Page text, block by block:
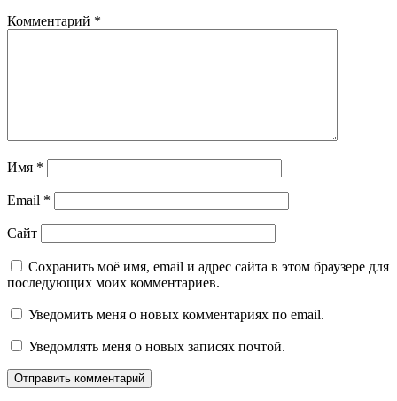
Комментарий *
Имя *
Email *
Сайт
Сохранить моё имя, email и адрес сайта в этом браузере для
последующих моих комментариев.
Уведомить меня о новых комментариях по email.
Уведомлять меня о новых записях почтой.